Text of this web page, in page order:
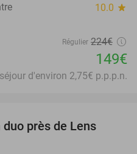
10.0 star
Régulier 224€
149€
d'environ 2,75€ p.p.p.n.
près de Lens